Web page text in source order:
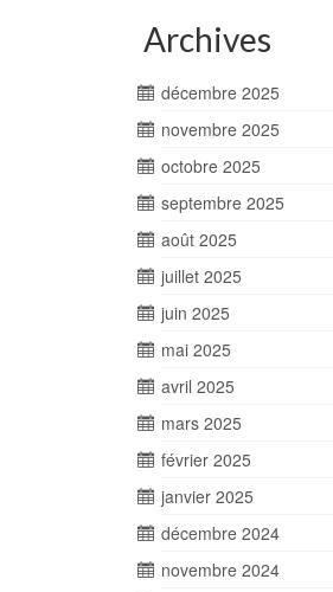
Archives
décembre 2025
novembre 2025
octobre 2025
septembre 2025
août 2025
juillet 2025
juin 2025
mai 2025
avril 2025
mars 2025
février 2025
janvier 2025
décembre 2024
novembre 2024